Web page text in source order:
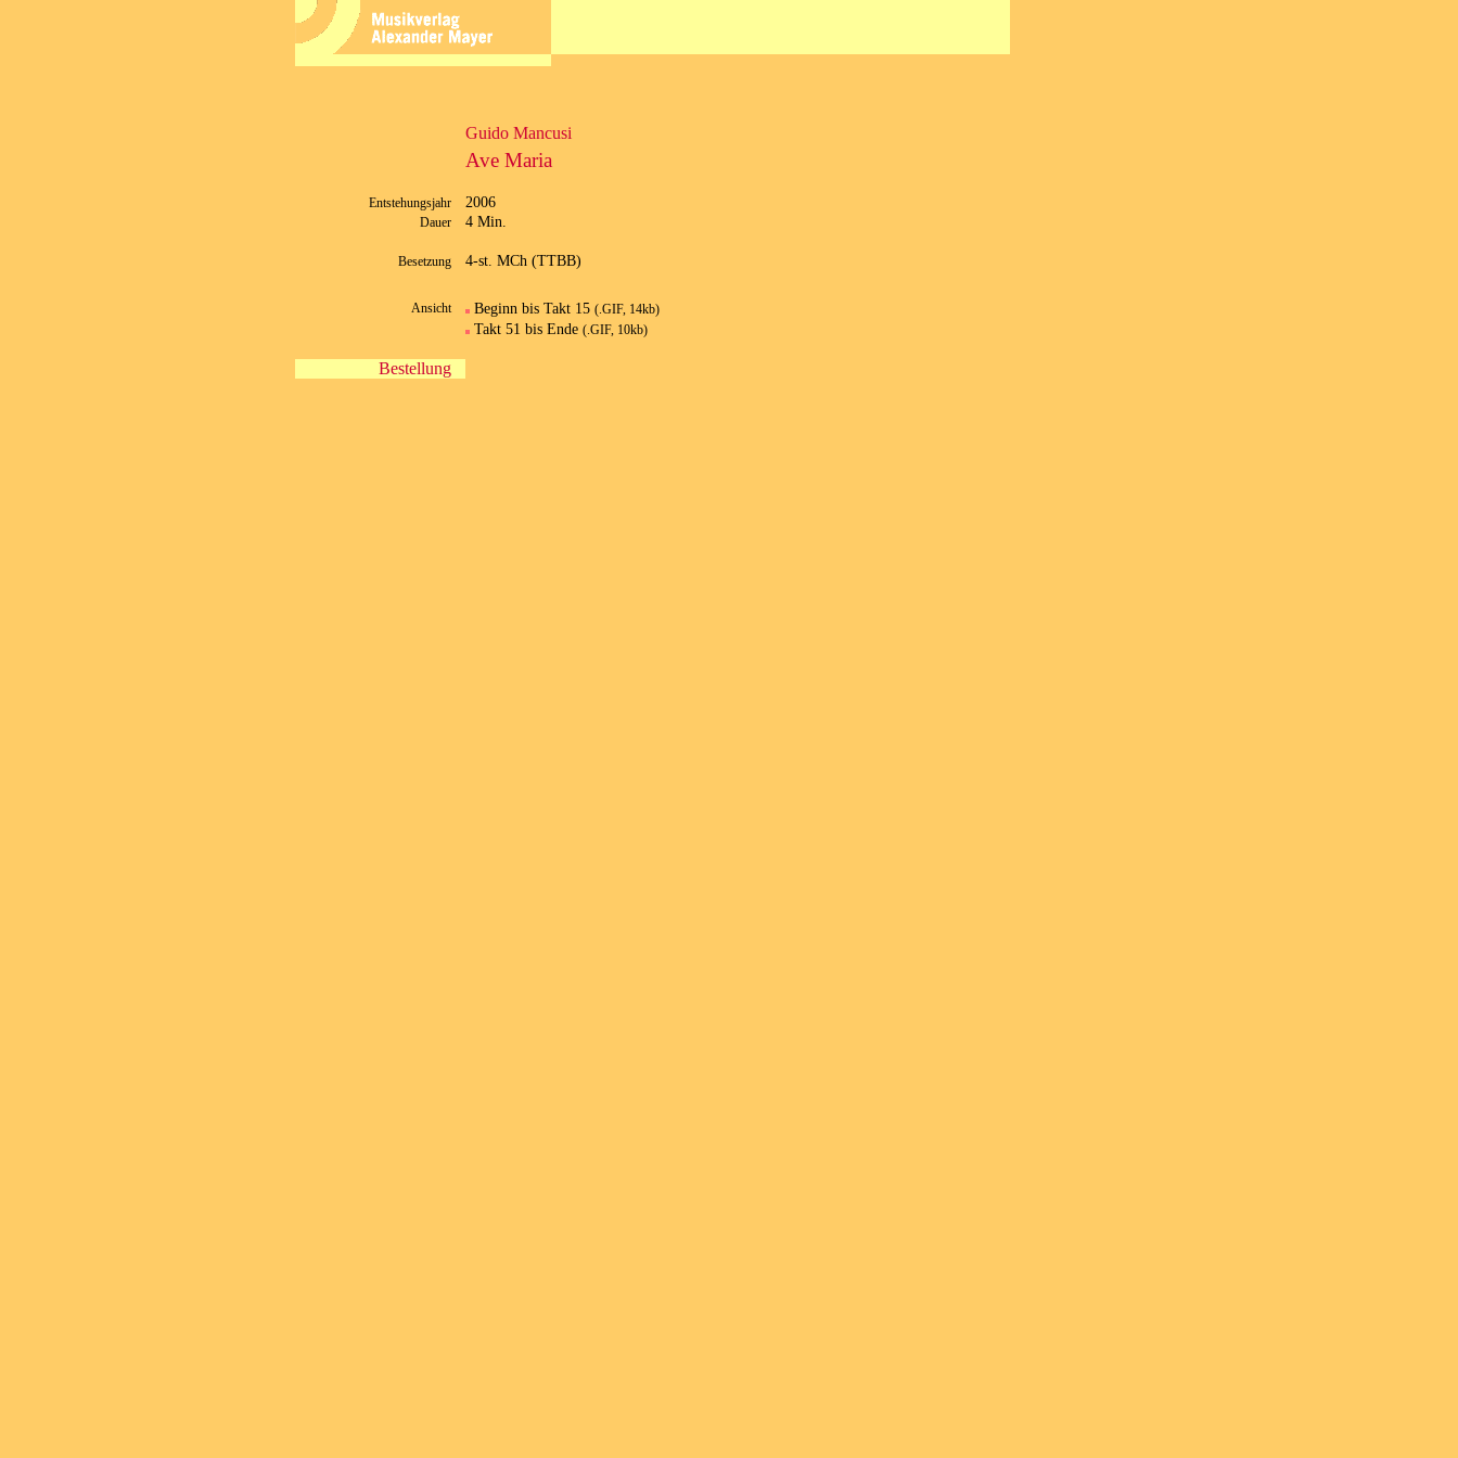
Guido Mancusi
Ave Maria
Entstehungsjahr 2006
Dauer 4 Min.
Besetzung 4-st. MCh (TTBB)
Ansicht Beginn bis Takt 15 (.GIF, 14kb)
Takt 51 bis Ende (.GIF, 10kb)
Bestellung